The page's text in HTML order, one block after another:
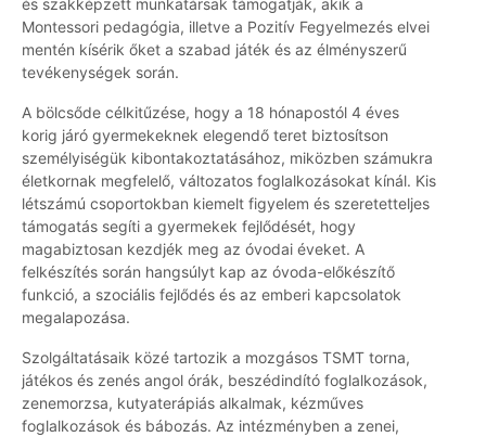
és szakképzett munkatársak támogatják, akik a
Montessori pedagógia, illetve a Pozitív Fegyelmezés elvei
mentén kísérik őket a szabad játék és az élményszerű
tevékenységek során.
A bölcsőde célkitűzése, hogy a 18 hónapostól 4 éves
korig járó gyermekeknek elegendő teret biztosítson
személyiségük kibontakoztatásához, miközben számukra
életkornak megfelelő, változatos foglalkozásokat kínál. Kis
létszámú csoportokban kiemelt figyelem és szeretetteljes
támogatás segíti a gyermekek fejlődését, hogy
magabiztosan kezdjék meg az óvodai éveket. A
felkészítés során hangsúlyt kap az óvoda-előkészítő
funkció, a szociális fejlődés és az emberi kapcsolatok
megalapozása.
Szolgáltatásaik közé tartozik a mozgásos TSMT torna,
játékos és zenés angol órák, beszédindító foglalkozások,
zenemorzsa, kutyaterápiás alkalmak, kézműves
foglalkozások és bábozás. Az intézményben a zenei,